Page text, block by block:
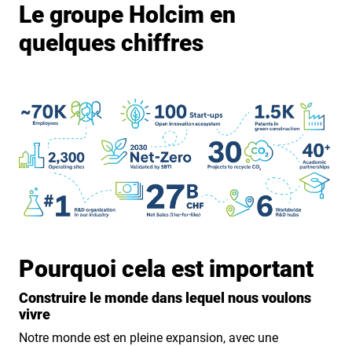
Le groupe Holcim en
quelques chiffres
Pourquoi cela est important
Construire le monde dans lequel nous voulons
vivre
Notre monde est en pleine expansion, avec une